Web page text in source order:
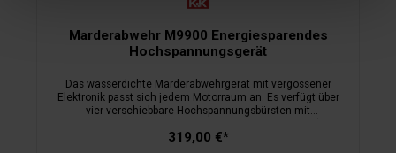
Marderabwehr M9900 Energiesparendes
Hochspannungsgerät
Das wasserdichte Marderabwehrgerät mit vergossener
Elektronik passt sich jedem Motorraum an. Es verfügt über
vier verschiebbare Hochspannungsbürsten mit
enthalten). Dank Schlafmodus werden die Batterien nur bei
319,00 €*